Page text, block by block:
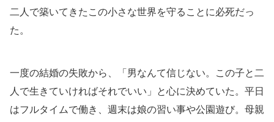
二人で築いてきたこの小さな世界を守ることに必死だっ
た。
一度の結婚の失敗から、「男なんて信じない。この子と二
人で生きていければそれでいい」と心に決めていた。平日
はフルタイムで働き、週末は娘の習い事や公園遊び。母親